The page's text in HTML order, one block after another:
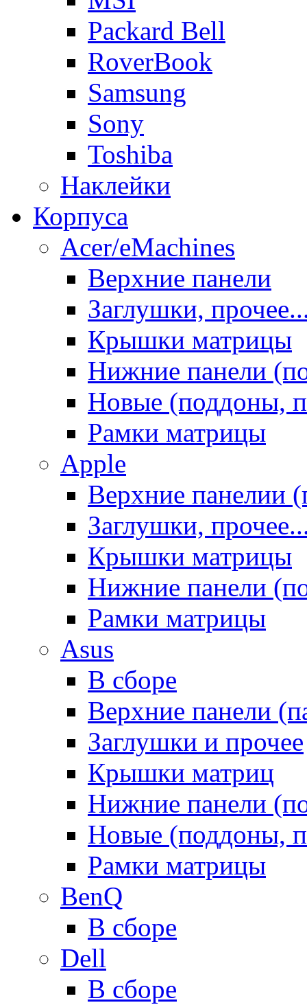
Packard Bell
RoverBook
Samsung
Sony
Toshiba
Наклейки
Корпуса
Acer/eMachines
Верхние панели
Заглушки,
Крышки матрицы
Нижние панели
Новые (поддоны,
Рамки матрицы
Apple
Верхние панелии
Заглушки,
Крышки матрицы
Нижние панели
Рамки матрицы
Asus
В сборе
Верхние панели
Заглушки и прочее
Крышки матриц
Нижние панели
Новые (поддоны,
Рамки матрицы
BenQ
В сборе
Dell
В сборе